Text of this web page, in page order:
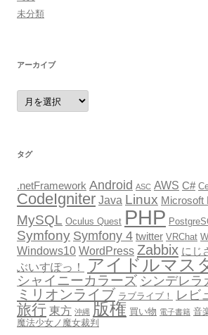
未分類
アーカイブ
ア
ー
カ
タグ
.netFramework Android ASC AWS C#
CodeIgniter Java Linux Microsoft
MySQL Oculus Quest PHP
Symfony Symfony 4 twitter VRChat
Windows10 WordPress Zabbix にじ
ぶいすぽっ！ アイドルマス
シャイニーカラーズ シンデレラ
ミリオンライブ ラブライブ！ レビ
旅行 東方 沖縄 版権 買い物 電子書籍 音
魔法少女ノ魔女裁判